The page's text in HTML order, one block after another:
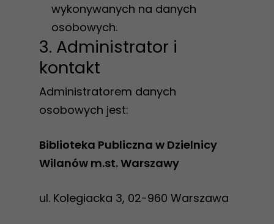
wykonywanych na danych
osobowych.
3. Administrator i
kontakt
Administratorem danych
osobowych jest:
Biblioteka Publiczna w Dzielnicy
Wilanów m.st. Warszawy
ul. Kolegiacka 3, 02-960 Warszawa